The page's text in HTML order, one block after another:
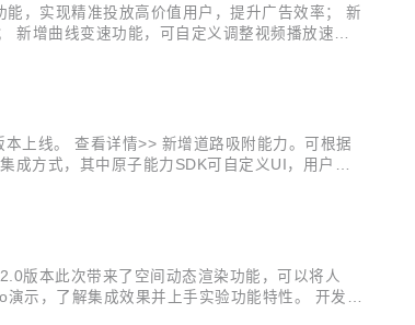
，实现精准投放高价值用户，提升广告效率； 新
新增曲线变速功能，可自定义调整视频播放速
上线。 查看详情>> 新增道路吸附能力。可根据
成方式，其中原子能力SDK可自定义UI，用户能
版本此次带来了空间动态渲染功能，可以将人
示，了解集成效果并上手实验功能特性。 开发实